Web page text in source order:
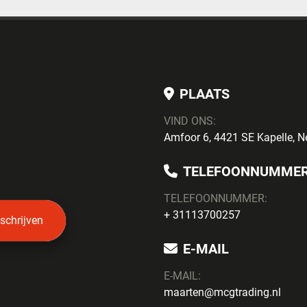
PLAATS
VIND ONS:
Amfoor 6, 4421 SE Kapelle,
TELEFOONNUMMER:
+ 31113700257
E-MAIL
E-MAIL:
maarten@mcgtrading.nl